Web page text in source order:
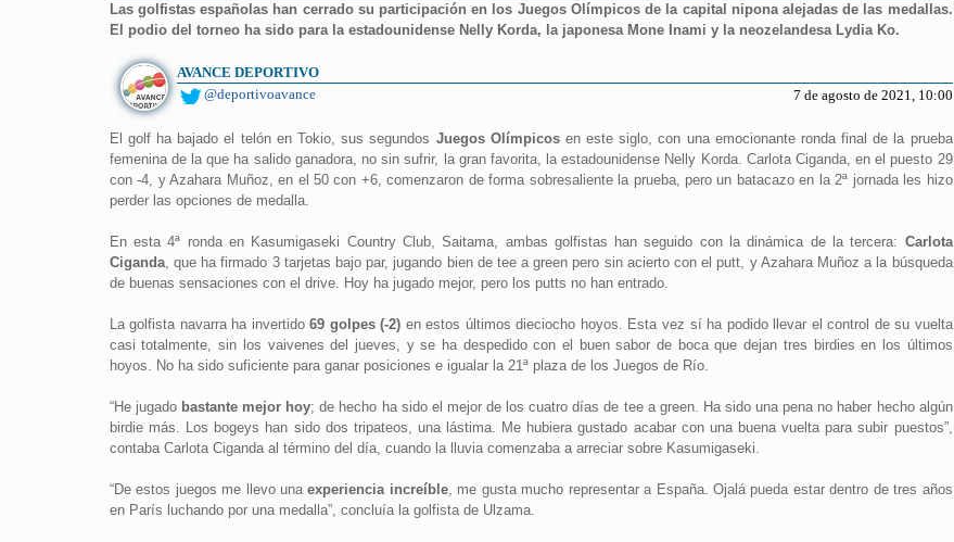
Las golfistas españolas han cerrado su participación en los Juegos Olímpicos de la capital nipona alejadas de las medallas.
El podio del torneo ha sido para la estadounidense Nelly Korda, la japonesa Mone Inami y la neozelandesa Lydia Ko.
AVANCE DEPORTIVO
@deportivoavance
7 de agosto de 2021, 10:00
El golf ha bajado el telón en Tokio, sus segundos Juegos Olímpicosen este siglo, con una emocionante ronda final de la prueba
femenina de la que ha salido ganadora, no sin sufrir, la gran favorita, la estadounidense Nelly Korda. Carlota Ciganda, en el puesto 29
con -4, y Azahara Muñoz, en el 50 con +6, comenzaron de forma sobresaliente la prueba, pero un batacazo en la 2ª jornada les hizo
perder las opciones de medalla.
En esta 4ª ronda en Kasumigaseki Country Club, Saitama, ambas golfistas han seguido con la dinámica de la tercera: Carlota
Ciganda, que ha firmado 3 tarjetas bajo par, jugando bien de tee a green pero sin acierto con el putt, y Azahara Muñoz a la búsqueda
de buenas sensaciones con el drive. Hoy ha jugado mejor, pero los putts no han entrado.
La golfista navarra ha invertido69 golpes (-2) en estos últimos dieciocho hoyos. Esta vez sí ha podido llevar el control de su vuelta
casi totalmente, sin los vaivenes del jueves, y se ha despedido con el buen sabor de boca que dejan tres birdies en los últimos
hoyos. No ha sido suficiente para ganar posiciones e igualar la 21ª plaza de los Juegos de Río.
“He jugado bastante mejor hoy; de hecho ha sido el mejor de los cuatro días de tee a green. Ha sido una pena no haber hecho algún
birdie más. Los bogeys han sido dos tripateos, una lástima. Me hubiera gustado acabar con una buena vuelta para subir puestos”,
contaba Carlota Ciganda al término del día, cuando la lluvia comenzaba a arreciar sobre Kasumigaseki.
“De estos juegos me llevo unaexperiencia increíble, me gusta mucho representar a España. Ojalá pueda estar dentro de tres años
en París luchando por una medalla”, concluía la golfista de Ulzama.